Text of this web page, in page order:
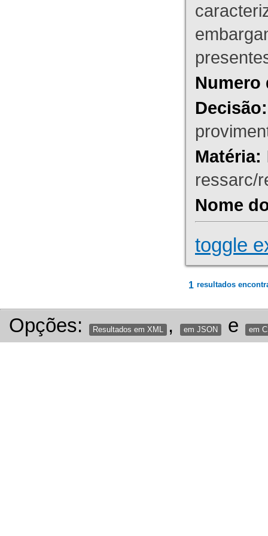
Numero
Decisão:
Matéria:
ressarc/
Nome
toggle
1 resultados
Opções: Resultados em XML , em JSON e em